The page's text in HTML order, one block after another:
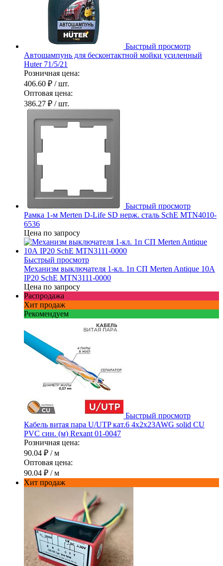
Быстрый просмотр
Автошампунь для бесконтактной мойки усиленный
Huter 71/5/21
Розничная цена:
406.60 ₽ / шт.
Оптовая цена:
386.27 ₽ / шт.
Быстрый просмотр
Рамка 1-м Merten D-Life SD нерж. сталь SchE MTN4010-
6536
Цена по запросу
Быстрый просмотр
Механизм выключателя 1-кл. 1п СП Merten Antique 10А
IP20 SchE MTN3111-0000
Цена по запросу
Распродажа
Хит продаж
Рекомендуем
Быстрый просмотр
Кабель витая пара U/UTP кат.6 4х2х23AWG solid CU
PVC син. (м) Rexant 01-0047
Розничная цена:
90.04 ₽ / м
Оптовая цена:
90.04 ₽ / м
Хит продаж